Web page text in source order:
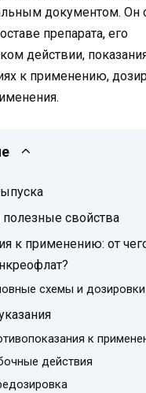
документом. Он
препарата, его
действии,
к применению,
полезные свойства
к применению: от
схемы и дозировки
к
действия